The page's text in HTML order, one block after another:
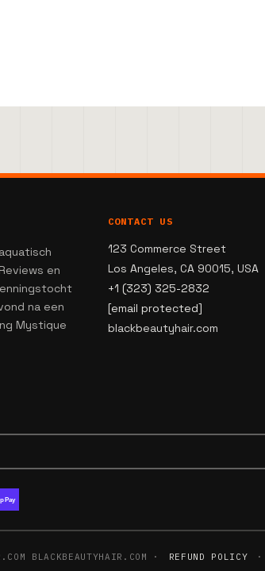
en
na een
Mystique
CONTACT US
123 Commerce Street
Los Angeles, CA 90015, USA
+1 (323) 325-2832
[email protected]
blackbeautyhair.com
Pay
BLACKBEAUTYHAIR.COM · REFUND POLICY ·